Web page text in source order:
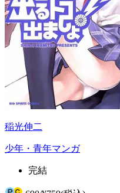
稲光伸二
少年・青年マンガ
完結